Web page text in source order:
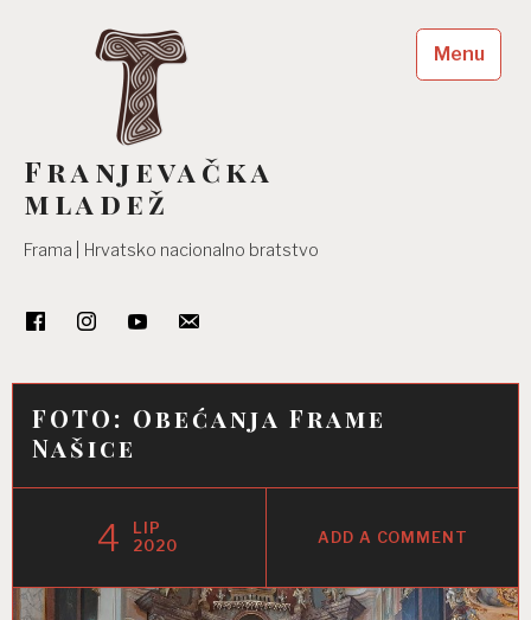
Franjevačka
mladež
Frama | Hrvatsko nacionalno bratstvo
Menu
FOTO: Obećanja Frame
Našice
4
LIP
2020
ADD A COMMENT